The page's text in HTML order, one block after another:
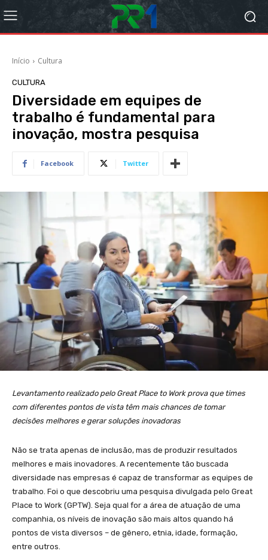
Início Cultura
CULTURA
Diversidade em equipes de
trabalho é fundamental para
inovação, mostra pesquisa
Facebook Twitter
Levantamento realizado pelo Great Place to Work prova que times
com diferentes pontos de vista têm mais chances de tomar
decisões melhores e gerar soluções inovadoras
Não se trata apenas de inclusão, mas de produzir resultados
melhores e mais inovadores. A recentemente tão buscada
diversidade nas empresas é capaz de transformar as equipes de
trabalho. Foi o que descobriu uma pesquisa divulgada pelo Great
Place to Work (GPTW). Seja qual for a área de atuação de uma
companhia, os níveis de inovação são mais altos quando há
pontos de vista diversos – de gênero, etnia, idade, formação,
entre outros.